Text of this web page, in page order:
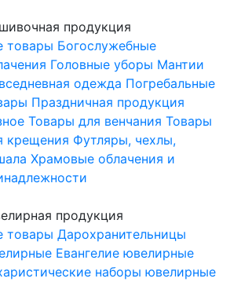
продукция
товары Богослужебные
Головные уборы Мантии
одежда Погребальные
Праздничная продукция
Товары для венчания Товары
крещения Футляры, чехлы,
Храмовые облачения и
продукция
товары Дарохранительницы
Евангелие ювелирные
наборы ювелирные